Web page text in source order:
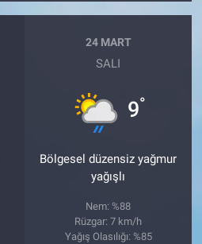
24 MART
SALI
9°
Bölgesel düzensiz yağmur
yağışlı
Nem: %88
Rüzgar: 7 km/h
Yağış Olasılığı: %85